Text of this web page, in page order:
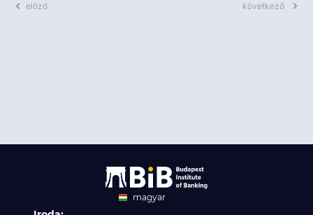
előző következő
magyar